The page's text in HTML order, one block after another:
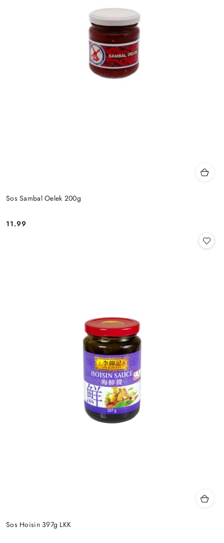
Sos Sambal Oelek 200g
Cena:
11.99
Sos Hoisin 397g LKK